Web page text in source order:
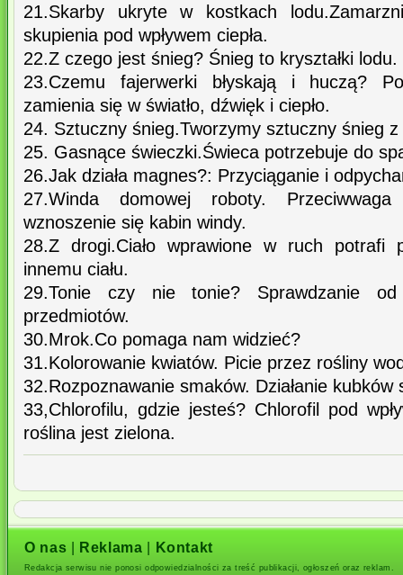
21.Skarby ukryte w kostkach
skupienia pod wpływem ciepła.
22.Z czego jest śnieg? Śnieg to kryształki lodu.
23.Czemu fajerwerki błyskają i huczą?
zamienia się w światło, dźwięk i ciepło.
24. Sztuczny śnieg.Tworzymy sztuczny śnieg
25. Gasnące świeczki.Świeca potrzebuje do
26.Jak działa magnes?: Przyciąganie i
27.Winda domowej roboty.
wznoszenie się kabin windy.
28.Z drogi.Ciało wprawione w ruch potrafi
innemu ciału.
29.Tonie czy nie tonie? Sprawdzanie
przedmiotów.
30.Mrok.Co pomaga nam widzieć?
31.Kolorowanie kwiatów. Picie przez rośliny
32.Rozpoznawanie smaków. Działanie kubków
33,Chlorofilu, gdzie jesteś? Chlorofil pod
roślina jest zielona.
O nas Reklama Kontakt
Redakcja serwisu nie ponosi odpowiedzialności za treść publikacji, ogłoszeń oraz reklam.